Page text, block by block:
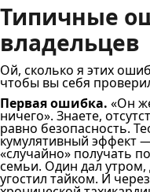
Типичные
владельцев
Ой, сколько я этих
чтобы вы себя
Первая ошибка. «Он
ничего». Знаете,
равно безопасность.
кумулятивный эффект
«случайно» получать
семьи. Один дал
угостил тайком. И